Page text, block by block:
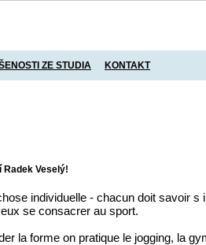
ZE STUDIA KONTAKT
Veselý!
individuelle - chacun doit savoir s
se consacrer au sport.
la forme on pratique le jogging, la